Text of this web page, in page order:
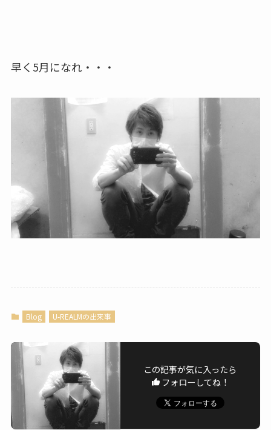
早く5月になれ・・・
Blog U-REALMの出来事
この記事が気に入ったら
フォローしてね！